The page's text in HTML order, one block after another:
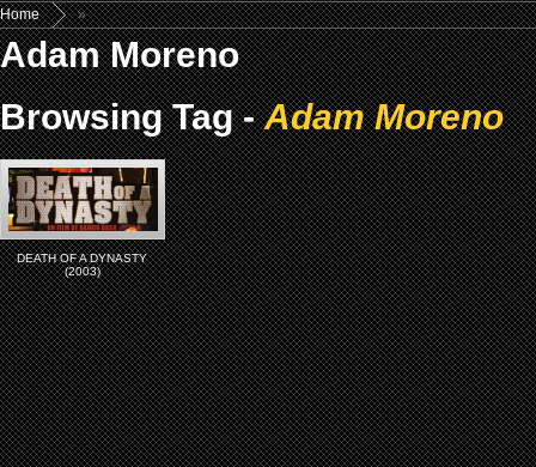
Home »
Adam Moreno
Browsing Tag -Adam Moreno
DEATH OF A DYNASTY
(2003)